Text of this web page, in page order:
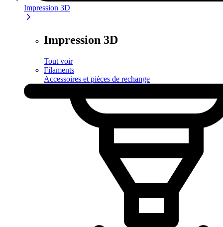
Impression 3D
Impression 3D
Tout voir
Filaments
Accessoires et pièces de rechange